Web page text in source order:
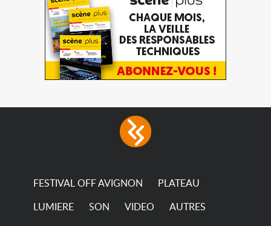
FESTIVAL OFF AVIGNON PLATEAU
LUMIERE SON VIDEO AUTRES